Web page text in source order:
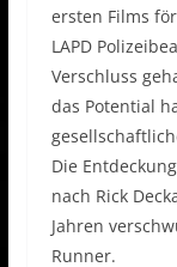
ersten Films
LAPD
Verschluss
das Potential
Die
nach Rick
Jahren
Runner.